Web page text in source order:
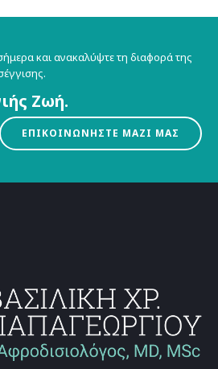
και ανακαλύψτε τη διαφορά της
Ζωή.
ΕΠΙΚΟΙΝΩΝΗΣΤΕ ΜΑΖΙ ΜΑΣ